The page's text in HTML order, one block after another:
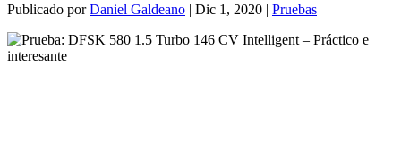
Publicado porDaniel Galdeano | Dic 1, 2020 | Pruebas